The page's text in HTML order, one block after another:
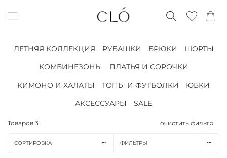
ЛЕТНЯЯ КОЛЛЕКЦИЯ РУБАШКИ БРЮКИ
ШОРТЫ
КОМБИНЕЗОНЫ
ПЛАТЬЯ И СОРОЧКИ
КИМОНО И ХАЛАТЫ
ТОПЫ И ФУТБОЛКИ
ЮБКИ
АКСЕССУАРЫ
SALE
Товаров 3 очистить фильтр
СОРТИРОВКА ФИЛЬТРЫ